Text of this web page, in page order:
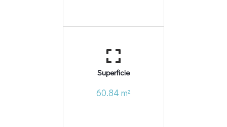
Superficie
60.84 m²